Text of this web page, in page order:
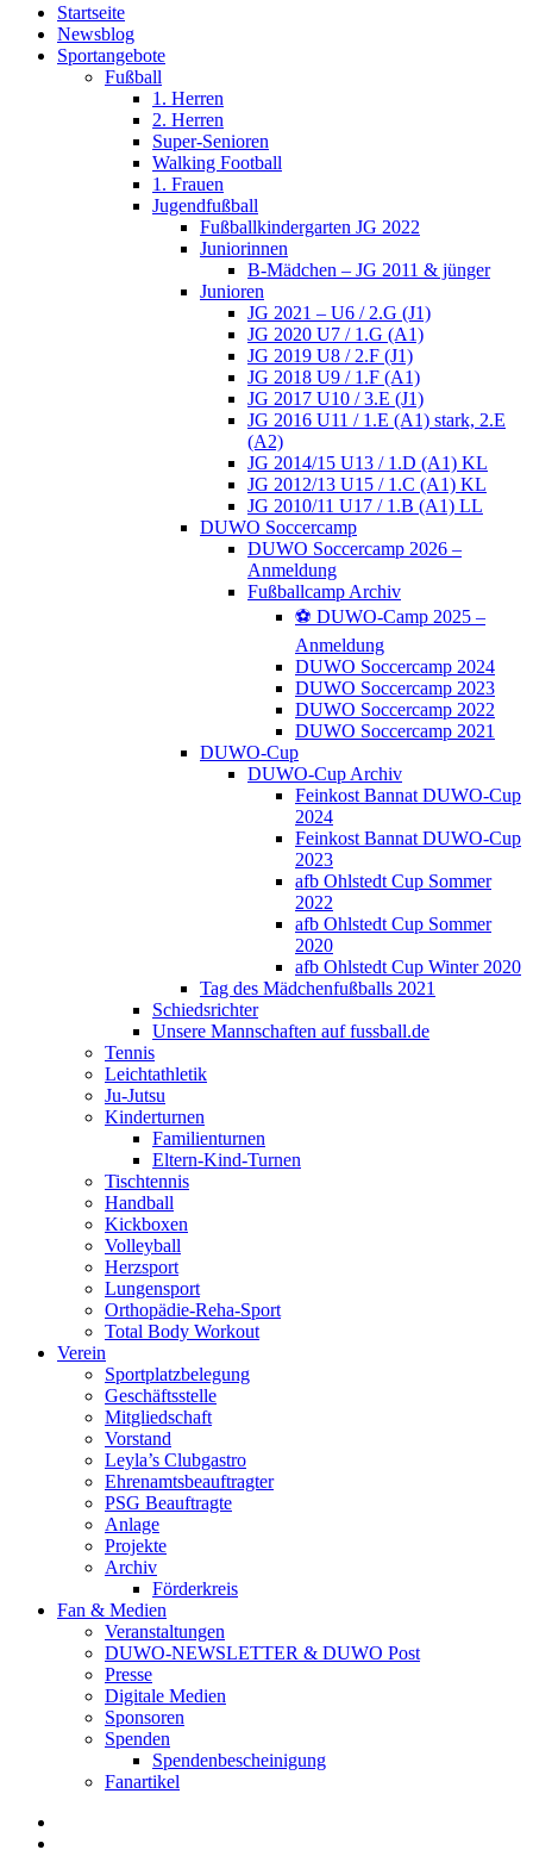
Startseite
Newsblog
Sportangebote
Fußball
1. Herren
2. Herren
Super-Senioren
Walking Football
1. Frauen
Jugendfußball
Fußballkindergarten JG 2022
Juniorinnen
B-Mädchen – JG 2011 & jünger
Junioren
JG 2021 – U6 / 2.G (J1)
JG 2020 U7 / 1.G (A1)
JG 2019 U8 / 2.F (J1)
JG 2018 U9 / 1.F (A1)
JG 2017 U10 / 3.E (J1)
JG 2016 U11 / 1.E (A1) stark, 2.E
(A2)
JG 2014/15 U13 / 1.D (A1) KL
JG 2012/13 U15 / 1.C (A1) KL
JG 2010/11 U17 / 1.B (A1) LL
DUWO Soccercamp
DUWO Soccercamp 2026 –
Anmeldung
Fußballcamp Archiv
⚽️ DUWO-Camp 2025 –
Anmeldung
DUWO Soccercamp 2024
DUWO Soccercamp 2023
DUWO Soccercamp 2022
DUWO Soccercamp 2021
DUWO-Cup
DUWO-Cup Archiv
Feinkost Bannat DUWO-Cup
2024
Feinkost Bannat DUWO-Cup
2023
afb Ohlstedt Cup Sommer
2022
afb Ohlstedt Cup Sommer
2020
afb Ohlstedt Cup Winter 2020
Tag des Mädchenfußballs 2021
Schiedsrichter
Unsere Mannschaften auf fussball.de
Tennis
Leichtathletik
Ju-Jutsu
Kinderturnen
Familienturnen
Eltern-Kind-Turnen
Tischtennis
Handball
Kickboxen
Volleyball
Herzsport
Lungensport
Orthopädie-Reha-Sport
Total Body Workout
Verein
Sportplatzbelegung
Geschäftsstelle
Mitgliedschaft
Vorstand
Leyla’s Clubgastro
Ehrenamtsbeauftragter
PSG Beauftragte
Anlage
Projekte
Archiv
Förderkreis
Fan & Medien
Veranstaltungen
DUWO-NEWSLETTER & DUWO Post
Presse
Digitale Medien
Sponsoren
Spenden
Spendenbescheinigung
Fanartikel